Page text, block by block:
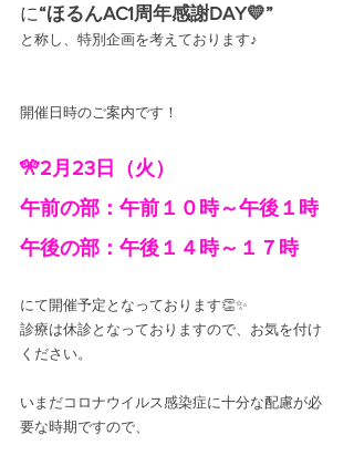
に“ほるんAC1周年感謝DAY💛”
と称し、特別企画を考えております♪
開催日時のご案内です！
🎌2月23日（火）
午前の部：午前１０時～午後１時
午後の部：午後１４時～１７時
にて開催予定となっております👏✨
診療は休診となっておりますので、お気を付け
ください。
いまだコロナウイルス感染症に十分な配慮が必
要な時期ですので、